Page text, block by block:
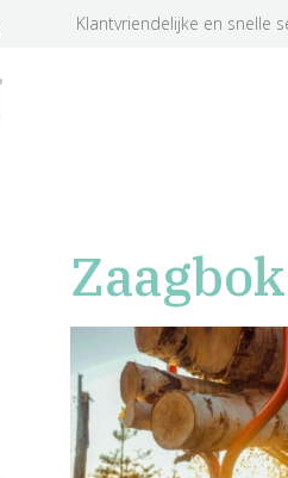
Klantvriendelijke en snelle